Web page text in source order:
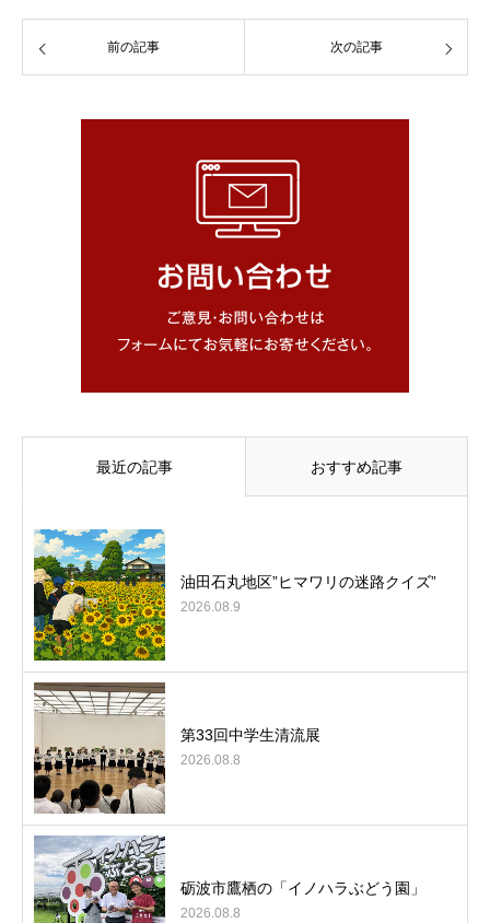
前の記事 次の記事
最近の記事 おすすめ記事
油田石丸地区”ヒマワリの迷路クイズ”
2026.08.9
第33回中学生清流展
2026.08.8
砺波市鷹栖の「イノハラぶどう園」
2026.08.8